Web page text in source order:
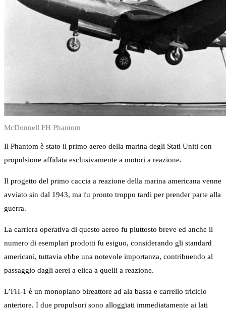
McDonnell FH Phantom
Il Phantom è stato il primo aereo della marina degli Stati Uniti con
propulsione affidata esclusivamente a motori a reazione.
Il progetto del primo caccia a reazione della marina americana venne
avviato sin dal 1943, ma fu pronto troppo tardi per prender parte alla
guerra.
La carriera operativa di questo aereo fu piuttosto breve ed anche il
numero di esemplari prodotti fu esiguo, considerando gli standard
americani, tuttavia ebbe una notevole importanza, contribuendo al
passaggio dagli aerei a elica a quelli a reazione.
L’FH-1 è un monoplano bireattore ad ala bassa e carrello triciclo
anteriore. I due propulsori sono alloggiati immediatamente ai lati